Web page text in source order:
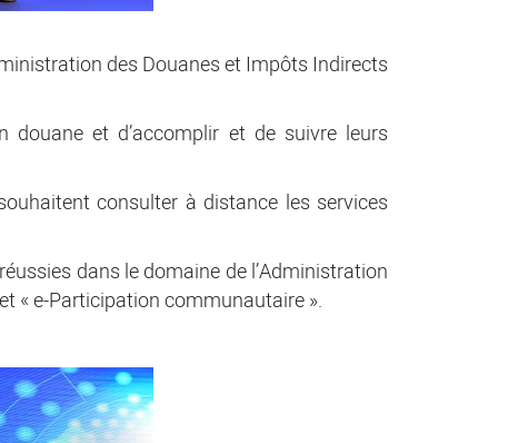
des Douanes et Impôts Indirects
et d’accomplir et de suivre leurs
consulter à distance les services
dans le domaine de l’Administration
« e-Participation communautaire ».